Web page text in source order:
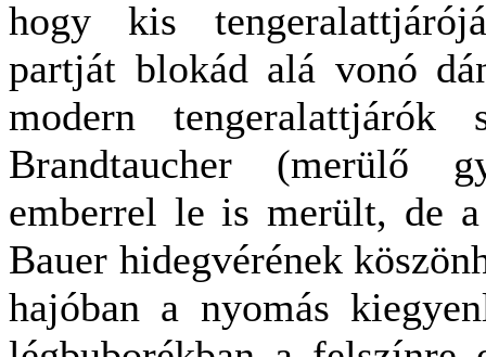
hogy kis
partját blokád alá vonó
modern tengeralattjárók
Brandtaucher (merülő
emberrel le is merült, de
Bauer hidegvérének
hajóban a nyomás